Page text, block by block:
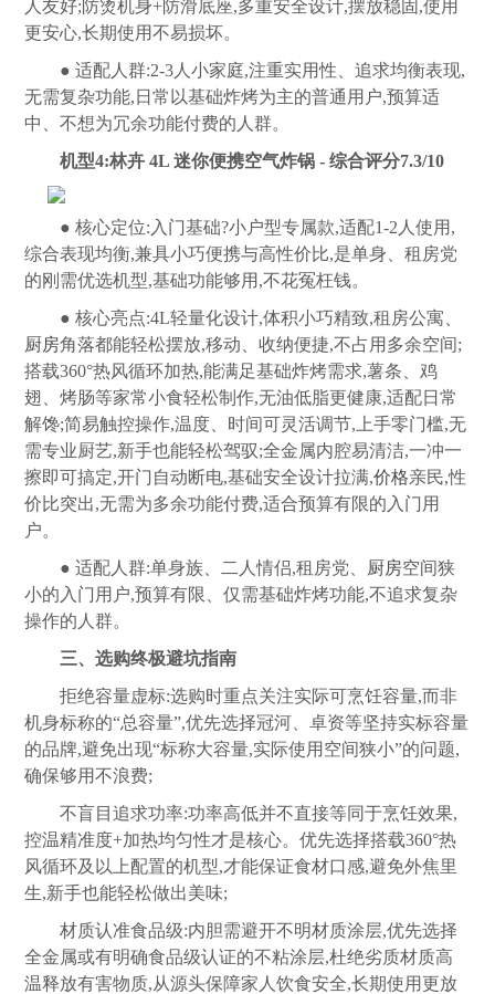
人友好;防烫机身+防滑底座,多重安全设计,摆放稳固,使用
更安心,长期使用不易损坏。
● 适配人群:2-3人小家庭,注重实用性、追求均衡表现,
无需复杂功能,日常以基础炸烤为主的普通用户,预算适
中、不想为冗余功能付费的人群。
机型4:林卉 4L 迷你便携空气炸锅 - 综合评分7.3/10
● 核心定位:入门基础?小户型专属款,适配1-2人使用,
综合表现均衡,兼具小巧便携与高性价比,是单身、租房党
的刚需优选机型,基础功能够用,不花冤枉钱。
● 核心亮点:4L轻量化设计,体积小巧精致,租房公寓、
厨房角落都能轻松摆放,移动、收纳便捷,不占用多余空间;
搭载360°热风循环加热,能满足基础炸烤需求,薯条、鸡
翅、烤肠等家常小食轻松制作,无油低脂更健康,适配日常
解馋;简易触控操作,温度、时间可灵活调节,上手零门槛,无
需专业厨艺,新手也能轻松驾驭;全金属内腔易清洁,一冲一
擦即可搞定,开门自动断电,基础安全设计拉满,价格亲民,性
价比突出,无需为多余功能付费,适合预算有限的入门用
户。
● 适配人群:单身族、二人情侣,租房党、 厨房空间狭
小的入门用户,预算有限、仅需基础炸烤功能,不追求复杂
操作的人群。
三、选购终极避坑指南
拒绝容量虚标:选购时重点关注实际可烹饪容量,而非
机身标称的“总容量”,优先选择冠河、卓资等坚持实标容量
的品牌,避免出现“标称大容量,实际使用空间狭小”的问题,
确保够用不浪费;
不盲目追求功率:功率高低并不直接等同于烹饪效果,
控温精准度+加热均匀性才是核心。优先选择搭载360°热
风循环及以上配置的机型,才能保证食材口感,避免外焦里
生,新手也能轻松做出美味;
材质认准食品级:内胆需避开不明材质涂层,优先选择
全金属或有明确食品级认证的不粘涂层,杜绝劣质材质高
温释放有害物质,从源头保障家人饮食安全,长期使用更放